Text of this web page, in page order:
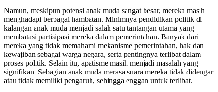
Namun, meskipun potensi anak muda sangat besar, mereka masih
menghadapi berbagai hambatan. Minimnya pendidikan politik di
kalangan anak muda menjadi salah satu tantangan utama yang
membatasi partisipasi mereka dalam pemerintahan. Banyak dari
mereka yang tidak memahami mekanisme pemerintahan, hak dan
kewajiban sebagai warga negara, serta pentingnya terlibat dalam
proses politik. Selain itu, apatisme masih menjadi masalah yang
signifikan. Sebagian anak muda merasa suara mereka tidak didengar
atau tidak memiliki pengaruh, sehingga enggan untuk terlibat.